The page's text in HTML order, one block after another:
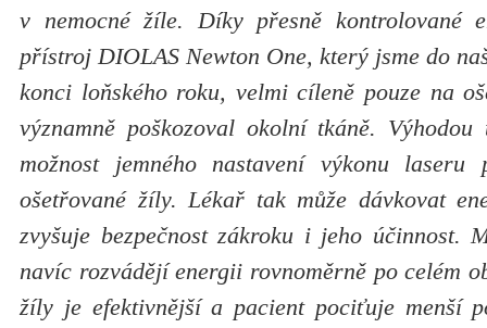
v nemocné žíle. Díky přesně kontrolované
přístroj DIOLAS Newton One, který jsme do
konci loňského roku, velmi cíleně pouze na
významně poškozoval okolní tkáně.
možnost jemného nastavení výkonu
ošetřované žíly. Lékař tak může dávkovat
zvyšuje bezpečnost zákroku i jeho účinnost.
navíc rozvádějí energii rovnoměrně po celém
žíly je efektivnější a pacient pociťuje menší